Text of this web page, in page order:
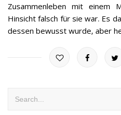
Zusammenleben mit
Hinsicht falsch für sie war. Es
dessen bewusst wurde, aber